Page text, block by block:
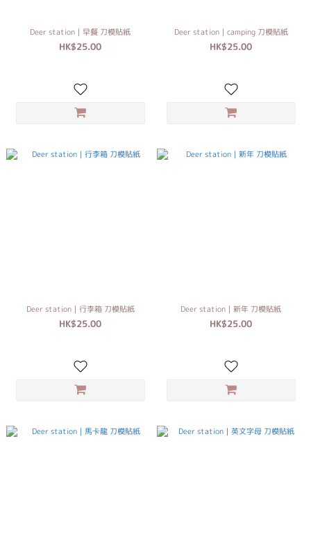
Deer station｜早餐 刀模貼紙
HK$25.00
Deer station｜camping 刀模貼紙
HK$25.00
Deer station｜行李箱 刀模貼紙
HK$25.00
Deer station｜新年 刀模貼紙
HK$25.00